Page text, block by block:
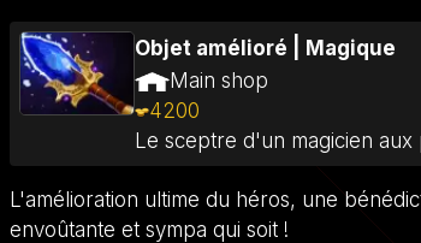
Objet amélioré
Magique
Main shop
4200
Le sceptre d'un magicien
L'amélioration ultime du héros, une
envoûtante et sympa qui soit !